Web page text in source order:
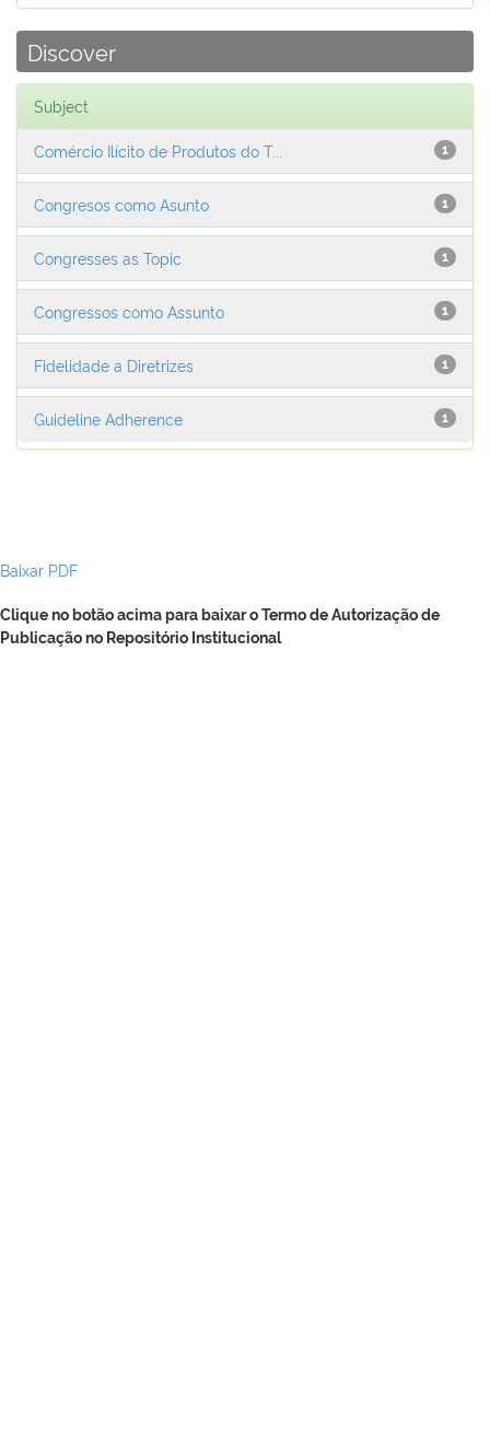
Discover
Subject
1
Comércio Ilícito de Produtos do T...
1
Congresos como Asunto
1
Congresses as Topic
1
Congressos como Assunto
1
Fidelidade a Diretrizes
1
Guideline Adherence
Baixar PDF
Clique no botão acima para baixar o Termo de Autorização de
Publicação no Repositório Institucional